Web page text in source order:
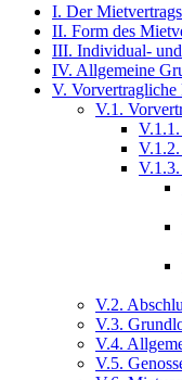
I. Der
II. Form des
III. Individual-
IV. Allgemeine
V. Vorvertragliche
V.1.
V.2.
V.3.
V.4.
V.5.